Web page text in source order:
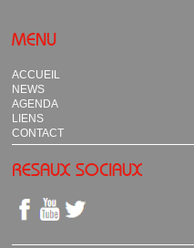
MENU
ACCUEIL
NEWS
AGENDA
LIENS
CONTACT
RESAUX SOCIAUX